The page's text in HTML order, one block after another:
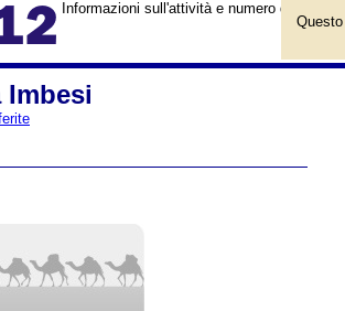
Informazioni sull'attività e numero di
Imbesi